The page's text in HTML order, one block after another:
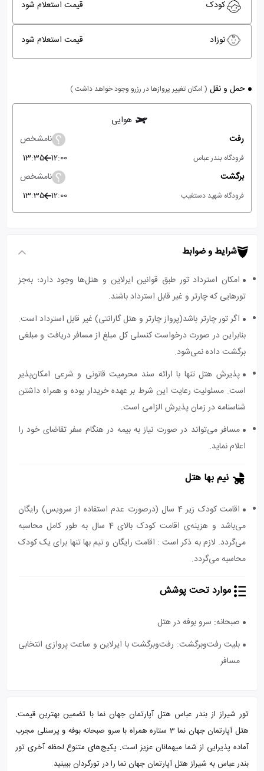
کودک قیمت استعلام شود
نوزاد قیمت استعلام شود
حمل و نقل ( امکان تغییر پروازها در رزرو وجود خواهد داشت )
هوایی
رفت
نامشخص
فرودگاه بندر عباس 12:00
13:35
برگشت
نامشخص
فرودگاه شهید دستغیب 12:00
13:35
شرایط و ضوابط
امکان استرداد تور طبق قوانین ایرلاین و هتل‌ها وجود دارد؛ به‌جز
تورهایی که چارتر و غیر قابل استرداد باشند.
اگر تور چارتر باشد(پرواز چارتر و هتل گارانتی) غیر قابل استرداد است.
بنابراین در صورت درخواست کنسلی کل مبلغ از مسافر دریافت و مبلغی
برگشت داده نمی‌شود.
پذیرش هتل تنها با ارائه سند محرمیت قانونی و شرعی امکان‌پذیر
است. مسئولیت رعایت این شرط بر عهده خریدار بوده و همراه داشتن
شناسنامه در زمان پذیرش الزامی است.
مسافر می‌تواند در صورت نیاز به بیمه در هنگام سفر تقاضای خود را
اعلام نماید.
نیم بها هتل
اقامت کودک زیر 4 سال (درصورت عدم استفاده از سرویس) رایگان
می‌باشد و هزینه‌ی اقامت کودک بالای 4 سال به طور کامل محاسبه
می‌گردد. لازم به ذکر است : اقامت رایگان و نیم بها تنها برای یک کودک
محاسبه می‌گردد.
موارد تحت پوشش
صبحانه: سرو بوفه در هتل
بلیت رفت‌و‌برگشت: رفت‌و‌برگشت با ایرلاین و ساعت پروازی انتخابی
مسافر
تور شیراز از بندر عباس هتل آپارتمان جهان نما با تضمین بهترین قیمت.
هتل آپارتمان جهان نما 3 ستاره همراه با سرو صبحانه بوفه و پرسنلی مجرب
آماده پذیرایی از شما میهمانان عزیز است. پکیج‌های متنوع لحظه آخری تور
بندر عباس به شیراز هتل آپارتمان جهان نما را در تورگردان ببینید.